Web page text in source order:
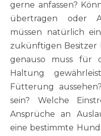
gerne anfassen?
übertragen oder
müssen natürlich
zukünftigen Besitzer
genauso muss für
Haltung
Fütterung
sein? Welche
Ansprüche an
eine bestimmte